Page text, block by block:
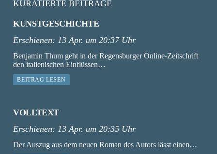
KURATIERTE BEITRÄGE
KUNSTGESCHICHTE
Erschienen: 13 Apr. um 20:37 Uhr
Benjamin Thum geht in der Regensburger Online-Zeitschrift
den italienischen Einflüssen…
BEITRAG LESEN
VOLLTEXT
Erschienen: 13 Apr. um 20:35 Uhr
Der Auszug aus dem neuen Roman des Autors lässt einen…